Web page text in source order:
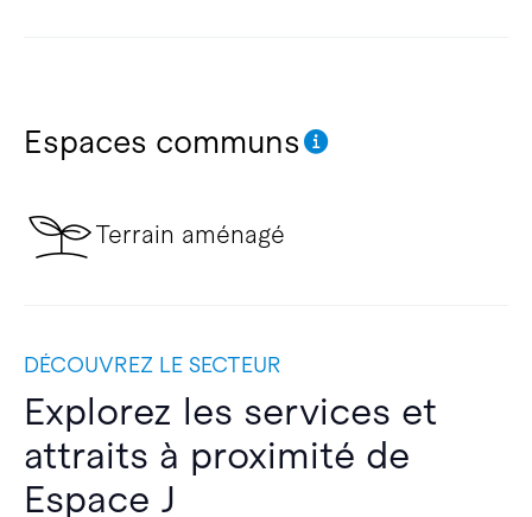
Espaces communs
Terrain aménagé
DÉCOUVREZ LE SECTEUR
Explorez les services et
attraits à proximité de
Espace J